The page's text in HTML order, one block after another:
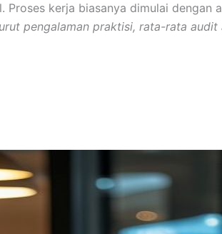
kerja biasanya dimulai dengan
pengalaman praktisi, rata-rata audit